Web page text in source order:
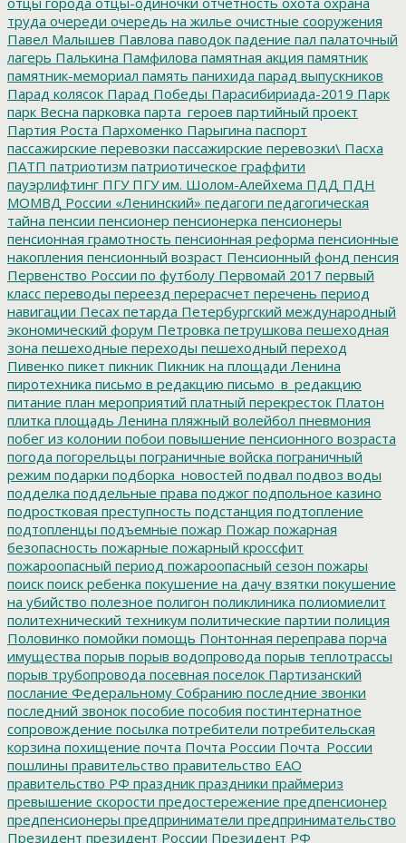
труда очереди очередь на жилье очистные сооружения
Павел Малышев Павлова паводок падение пал палаточный
лагерь Палькина Памфилова памятная акция памятник
памятник-мемориал память панихида парад выпускников
Парад колясок Парад Победы Парасибириада-2019 Парк
парк Весна парковка парта_героев партийный проект
Партия Роста Пархоменко Парыгина паспорт
пассажирские перевозки пассажирские перевозки\ Пасха
ПАТП патриотизм патриотическое граффити
пауэрлифтинг ПГУПГУ им. Шолом-Алейхема ПДД ПДН
МОМВД России «Ленинский» педагоги педагогическая
тайна пенсии пенсионер пенсионерка пенсионеры
пенсионная грамотность пенсионная реформа пенсионные
накопления пенсионный возраст Пенсионный фонд пенсия
Первенство России по футболу Первомай 2017 первый
класс переводы переезд перерасчет перечень период
навигации Песах петарда Петербургский международный
экономический форум Петровка петрушкова пешеходная
зона пешеходные переходы пешеходный переход
Пивенко пикет пикник Пикник на площади Ленина
пиротехника письмо в редакцию письмо_в_редакцию
питание план мероприятий платный перекресток Платон
плитка площадь Ленина пляжный волейбол пневмония
побег из колонии побои повышение пенсионного возраста
погода погорельцы пограничные войска пограничный
режим подарки подборка_новостей подвал подвоз воды
подделка поддельные права поджог подпольное казино
подростковая преступность подстанция подтопление
подтопленцы подъемные пожар Пожар пожарная
безопасность пожарные пожарный кроссфит
пожароопасный период пожароопасный сезон пожары
поиск поиск ребенка покушение на дачу взятки покушение
на убийство полезное полигон поликлиника полиомиелит
политехнический техникум политические партии полиция
Половинко помойки помощь Понтонная переправа порча
имущества порыв порыв водопровода порыв теплотрассы
порыв трубопровода посевная поселок Партизанский
послание Федеральному Собранию последние звонки
последний звонок пособие пособия постинтернатное
сопровождение посылка потребители потребительская
корзина похищение почта Почта России Почта_России
пошлины правительство правительство ЕАО
правительство РФ праздник праздники праймериз
превышение скорости предостережение предпенсионер
предпенсионеры предприниматели предпринимательство
Президент президент России Президент РФ